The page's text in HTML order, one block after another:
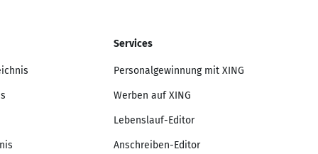
Services
Personalgewinnung mit XING
Werben auf XING
Lebenslauf-Editor
Anschreiben-Editor